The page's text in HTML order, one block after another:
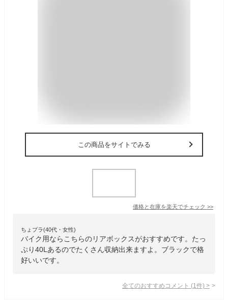
この商品をサイトでみる
価格と在庫を楽天でチェック >>
ちょプラ(40代・女性)
バイク用ならこちらのリアボックスがおすすめです。たっ
ぷり40Lあるのでたくさん収納出来ますよ。ブラックで格
好いいです。
全てのおすすめコメント (1 件) >